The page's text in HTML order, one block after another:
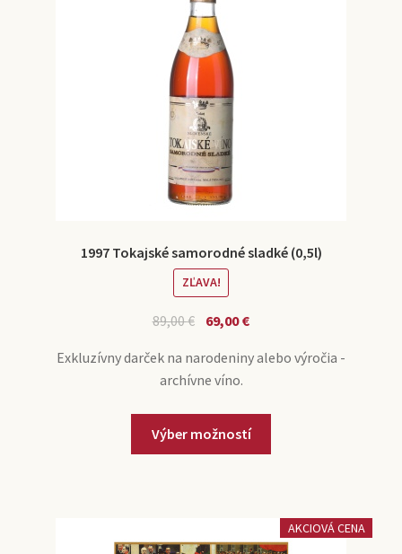
1997 Tokajské samorodné sladké (0,5l)
ZĽAVA!
89,00€ 69,00€
Exkluzívny darček na narodeniny alebo výročia -
archívne víno.
Výber možností
AKCIOVÁ CENA